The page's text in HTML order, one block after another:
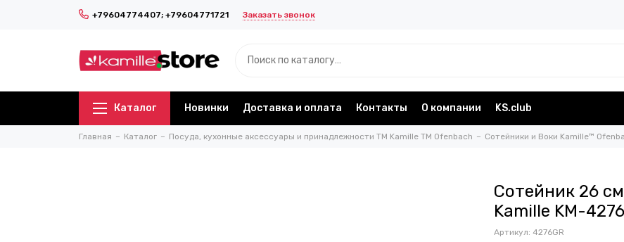
+79604774407; +79604771721 Заказать звонок
Каталог Новинки Доставка и оплата Контакты О компании KS.club
Главная Каталог Посуда, кухонные аксессуары и принадлежности TM Kamille TM Ofenbach Сотейники и Воки Kamille™
Сотейник 26
Kamille KM-
Артикул: 4276GR